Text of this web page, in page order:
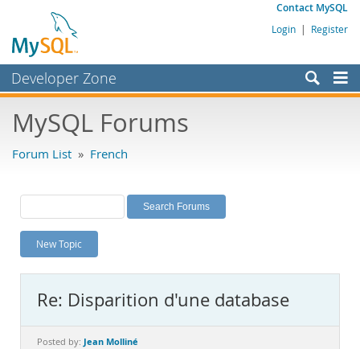
Contact MySQL
Login | Register
Developer Zone
Bugs
Labs
Planet MySQL
News and Events
MySQL.com
Downloads
MySQL Forums
Forum List » French
New Topic
Re: Disparition d'une database
Posted by: Jean Molliné